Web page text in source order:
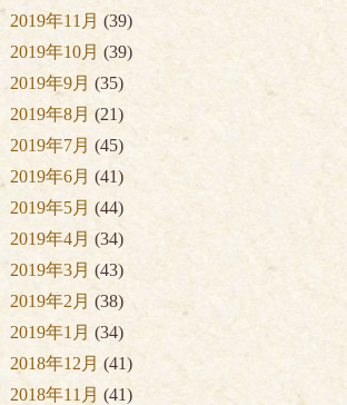
2019年11月 (39)
2019年10月 (39)
2019年9月 (35)
2019年8月 (21)
2019年7月 (45)
2019年6月 (41)
2019年5月 (44)
2019年4月 (34)
2019年3月 (43)
2019年2月 (38)
2019年1月 (34)
2018年12月 (41)
2018年11月 (41)